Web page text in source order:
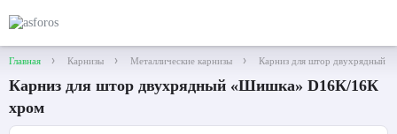
Главная Карнизы Металлические карнизы Карниз для штор двухрядный
Карниз для штор двухрядный «Шишка» D16К/16К
хром